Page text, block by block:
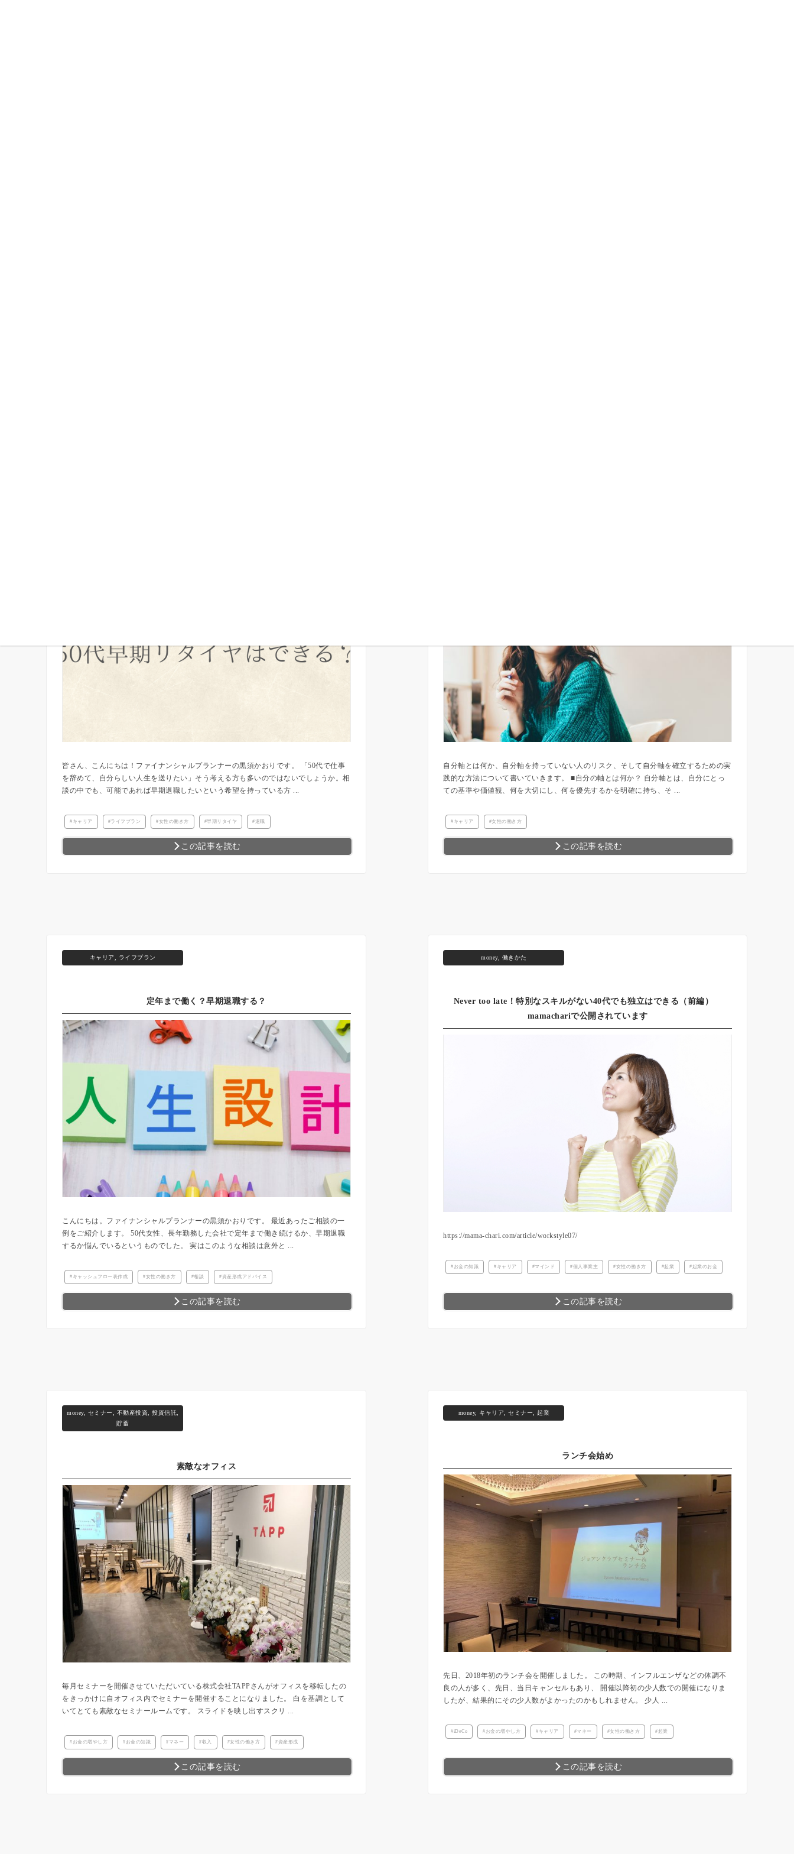
皆さん、こんにちは！ファイナンシャルプランナーの黒須かおりです。 「50代で仕事
を辞めて、自分らしい人生を送りたい」そう考える方も多いのではないでしょうか。相
談の中でも、可能であれば早期退職したいという希望を持っている方 ...
この記事を読む
キャリア ライフプラン 女性の働き方 早期リタイヤ 退職
自分軸とは何か、自分軸を持っていない人のリスク、そして自分軸を確立するための実
践的な方法について書いていきます。 ■自分の軸とは何か？ 自分軸とは、自分にとっ
ての基準や価値観、何を大切にし、何を優先するかを明確に持ち、そ ...
この記事を読む
キャリア 女性の働き方
キャリア, ライフプラン
定年まで働く？早期退職する？
こんにちは。ファイナンシャルプランナーの黒須かおりです。 最近あったご相談の一
例をご紹介します。 50代女性、長年勤務した会社で定年まで働き続けるか、早期退職
するか悩んでいるというものでした。 実はこのような相談は意外と ...
この記事を読む
キャッシュフロー表作成 女性の働き方 相談 資産形成アドバイス
money, 働きかた
Never too late！特別なスキルがない40代でも独立はできる（前編）
mamachariで公開されています
https://mama-chari.com/article/workstyle07/
この記事を読む
お金の知識 キャリア マインド 個人事業主 女性の働き方 起業 起業のお金
money, セミナー 不動産投資 ,投資信託
貯蓄
素敵なオフィス
毎月セミナーを開催させていただいている株式会社TAPPさんがオフィスを移転したの
をきっかけに自オフィス内でセミナーを開催することになりました。 白を基調として
いてとても素敵なセミナールームです。 スライドを映し出すスクリ ...
この記事を読む
お金の増やし方 お金の知識 マネー 収入 女性の働き方 資産形成
money, キャリア ,セミナー ,起業
ランチ会始め
先日、2018年初のランチ会を開催しました。 この時期、インフルエンザなどの体調不
良の人が多く、先日、当日キャンセルもあり、 開催以降初の少人数での開催になりま
したが、結果的にその少人数がよかったのかもしれません。 少人 ...
この記事を読む
iDeCo お金の増やし方 キャリア マネー 女性の働き方 起業